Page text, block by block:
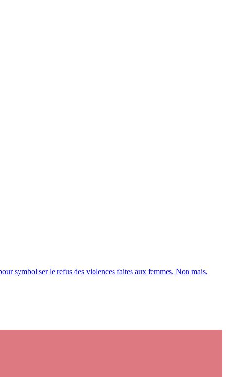
symboliser le refus des violences faites aux femmes. Non mais,